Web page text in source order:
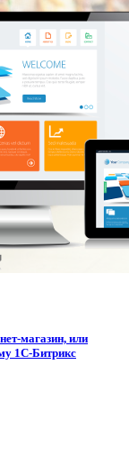
магазин, или
1С-Битрикс